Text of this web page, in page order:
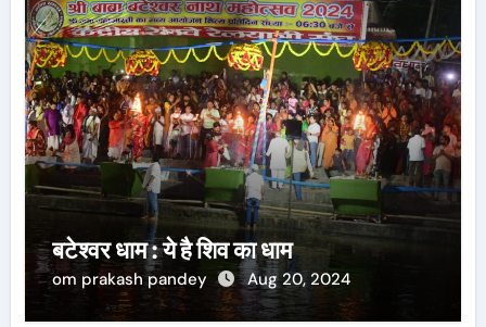
बटेश्वर धाम : ये है शिव का धाम
om prakash pandey Aug 20, 2024